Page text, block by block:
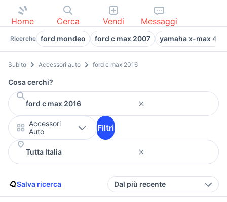
Home Cerca Vendi Messaggi
Ricerche ford mondeo ford c max 2007 yamaha x-max 400
Subito Accessori auto ford c max 2016
Cosa cerchi?
Accessori
Auto
Filtri
Salva ricerca Dal più recente